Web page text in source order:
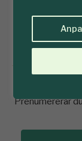
Prenumererar